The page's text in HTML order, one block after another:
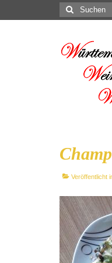
Suchen
nach:
Veröffentlicht